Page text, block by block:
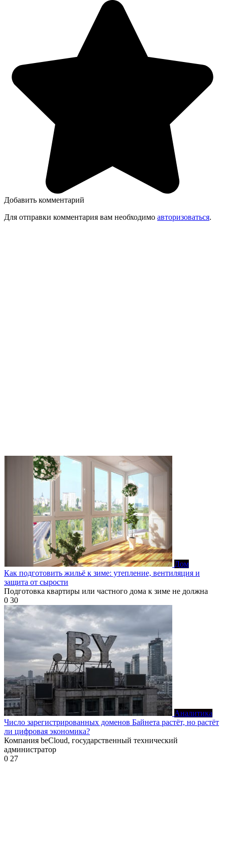
Добавить комментарий
Для отправки комментария вам необходимо авторизоваться.
Дом
Как подготовить жильё к зиме: утепление, вентиляция и
защита от сырости
Подготовка квартиры или частного дома к зиме не должна
0 30
Аналитика
Число зарегистрированных доменов Байнета растёт, но растёт
ли цифровая экономика?
Компания beCloud, государственный технический
администратор
0 27